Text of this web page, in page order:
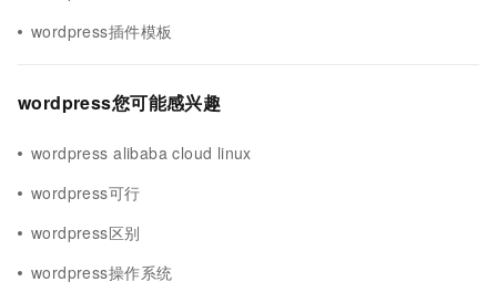
wordpress插件模板
wordpress您可能感兴趣
wordpress alibaba cloud linux
wordpress可行
wordpress区别
wordpress操作系统